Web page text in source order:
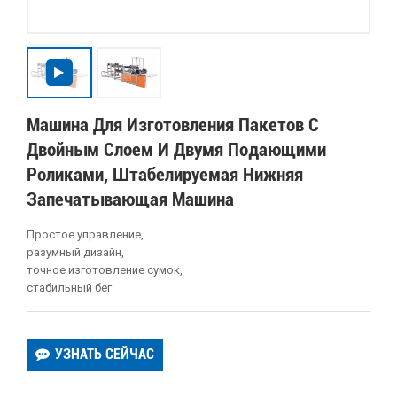
Машина Для Изготовления Пакетов С
Двойным Слоем И Двумя Подающими
Роликами, Штабелируемая Нижняя
Запечатывающая Машина
Простое управление,
разумный дизайн,
точное изготовление сумок,
стабильный бег
УЗНАТЬ СЕЙЧАС